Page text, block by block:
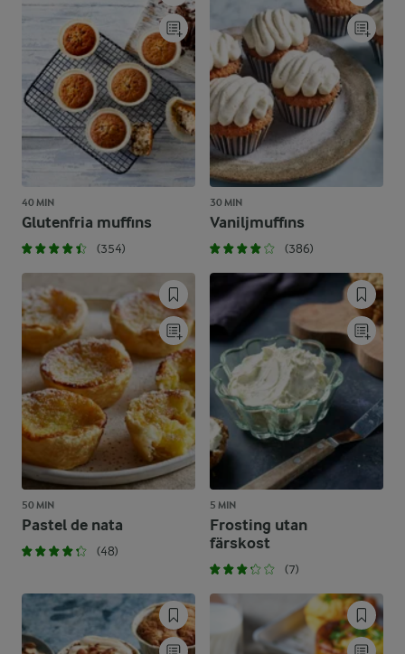
40 MIN
Glutenfria muffins
(354)
30 MIN
Vaniljmuffins
(386)
50 MIN
Pastel de nata
(48)
5 MIN
Frosting utan
färskost
(7)